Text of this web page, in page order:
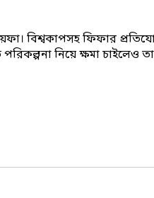
বিশ্বকাপসহ ফিফার
নিয়ে ক্ষমা চাইলেও